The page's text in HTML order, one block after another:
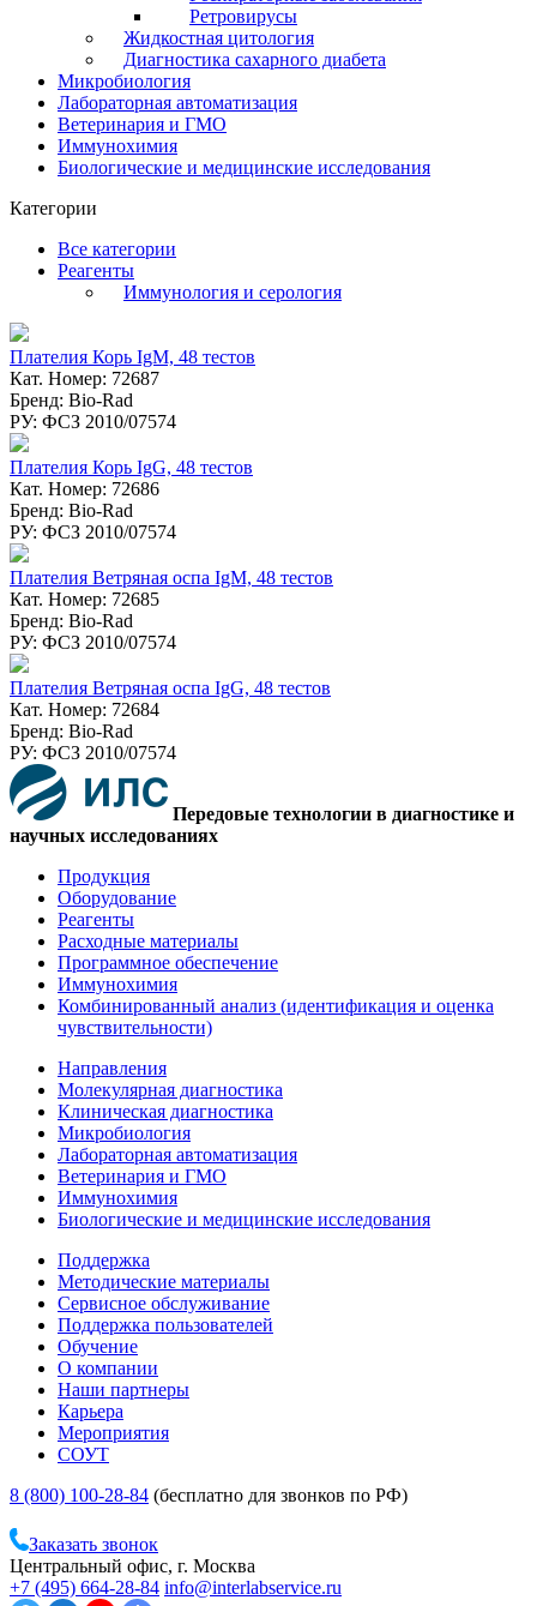
Ретровирусы
Жидкостная цитология
Диагностика сахарного диабета
Микробиология
Лабораторная автоматизация
Ветеринария и ГМО
Иммунохимия
Биологические и медицинские исследования
Категории
Все категории
Реагенты
Иммунология и серология
Плателия Корь IgM, 48 тестов
Кат. Номер: 72687
Бренд: Bio-Rad
РУ: ФСЗ 2010/07574
Плателия Корь IgG, 48 тестов
Кат. Номер: 72686
Бренд: Bio-Rad
РУ: ФСЗ 2010/07574
Плателия Ветряная оспа IgM, 48 тестов
Кат. Номер: 72685
Бренд: Bio-Rad
РУ: ФСЗ 2010/07574
Плателия Ветряная оспа IgG, 48 тестов
Кат. Номер: 72684
Бренд: Bio-Rad
РУ: ФСЗ 2010/07574
Передовые технологии в диагностике и
научных исследованиях
Продукция
Оборудование
Реагенты
Расходные материалы
Программное обеспечение
Иммунохимия
Комбинированный анализ (идентификация и оценка
чувствительности)
Направления
Молекулярная диагностика
Клиническая диагностика
Микробиология
Лабораторная автоматизация
Ветеринария и ГМО
Иммунохимия
Биологические и медицинские исследования
Поддержка
Методические материалы
Сервисное обслуживание
Поддержка пользователей
Обучение
О компании
Наши партнеры
Карьера
Мероприятия
СОУТ
8 (800) 100-28-84 (бесплатно для звонков по РФ)
Заказать звонок
Центральный офис, г. Москва
+7 (495) 664-28-84 info@interlabservice.ru